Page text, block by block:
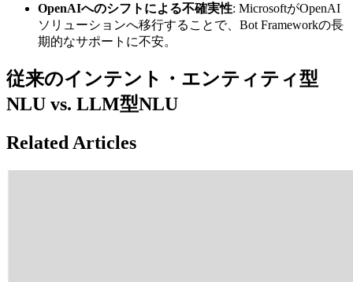
OpenAIへのシフトによる不確実性: MicrosoftがOpenAI
ソリューションへ移行することで、Bot Frameworkの長
期的なサポートに不安。
従来のインテント・エンティティ型
NLU vs. LLM型NLU
Related Articles